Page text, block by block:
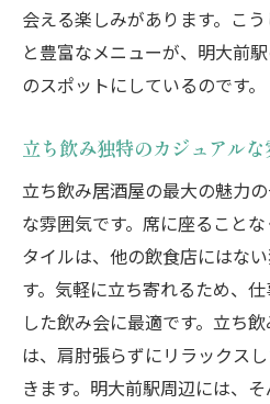
明大前駅で見つけた立ち
に楽しむひととき
仕事帰りにふらりと
仲間と気軽に楽しむ
軽く一杯からディー
居心地の良い空間作
地元民推薦のカジュ
明大前駅周辺の立ち飲み
夜
最高の夜を演出する
会える楽しみがあります。こ
と豊富なメニューが、明大前
のスポットにしているのです。
立ち飲み独特のカジュアル
立ち飲み居酒屋の最大の魅力
な雰囲気です。席に座ること
タイルは、他の飲食店にはな
す。気軽に立ち寄れるため、
した飲み会に最適です。立ち
は、肩肘張らずにリラックス
きます。明大前駅周辺には、